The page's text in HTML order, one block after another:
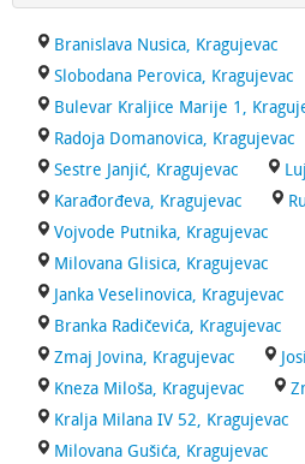
Branislava Nusica, Kragujevac
Slobodana Perovica, Kragujevac
Bulevar Kraljice Marije 1,
Radoja Domanovica, Kragujevac
Sestre Janjić, Kragujevac
Karađorđeva, Kragujevac
Vojvode Putnika, Kragujevac
Milovana Glisica, Kragujevac
Janka Veselinovica, Kragujevac
Branka Radičevića, Kragujevac
Zmaj Jovina, Kragujevac
Kneza Miloša, Kragujevac
Kralja Milana IV 52, Kragujevac
Milovana Gušića, Kragujevac